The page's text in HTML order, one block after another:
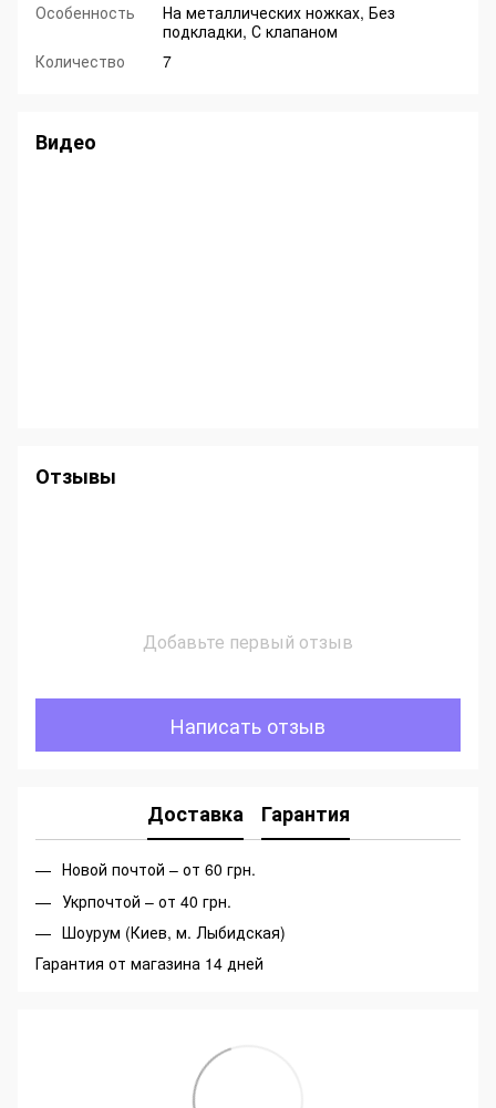
Особенность
На металлических ножках, Без
подкладки, С клапаном
Количество
7
Видео
Отзывы
Добавьте первый отзыв
Написать отзыв
Доставка Гарантия
Новой почтой – от 60 грн.
Укрпочтой – от 40 грн.
Шоурум (Киев, м. Лыбидская)
Гарантия от магазина 14 дней